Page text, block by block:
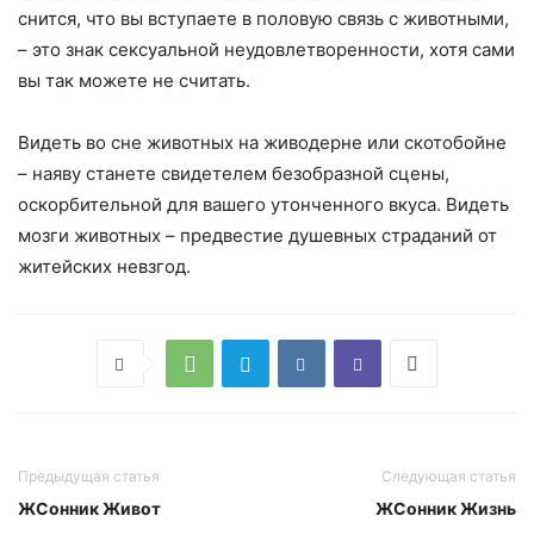
снится, что вы вступаете в половую связь с животными,
– это знак сексуальной неудовлетворенности, хотя сами
вы так можете не считать.
Видеть во сне животных на живодерне или скотобойне
– наяву станете свидетелем безобразной сцены,
оскорбительной для вашего утонченного вкуса. Видеть
мозги животных – предвестие душевных страданий от
житейских невзгод.
Предыдущая статья
ЖСонник Живот
Следующая статья
ЖСонник Жизнь